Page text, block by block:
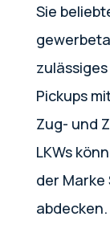
Sie
Pickups
Zug- und
LKWs
der
abdecken.